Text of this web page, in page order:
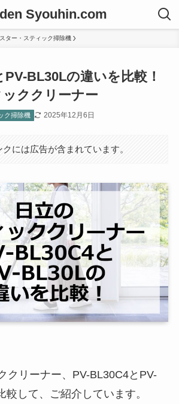
Syouhin.com
ター・スティック掃除機
BL30Lの違いを比較！
ッククリーナー
ク掃除機 2025年12月6日
には広告が含まれています。
クリーナー、PV-BL30C4とPV-
較して、ご紹介しています。